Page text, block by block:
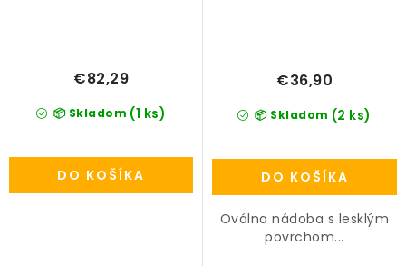
📦 Skladom (1 ks)
€82,29
DO KOŠÍKA
📦 Skladom (2 ks)
€36,90
DO KOŠÍKA
Oválna nádoba s lesklým
povrchom...